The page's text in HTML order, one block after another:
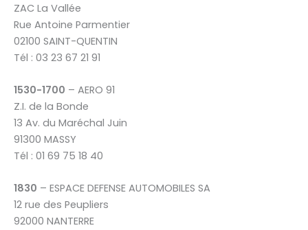
ZAC La Vallée
Rue Antoine Parmentier
02100 SAINT-QUENTIN
Tél : 03 23 67 21 91
1530-1700 – AERO 91
Z.I. de la Bonde
13 Av. du Maréchal Juin
91300 MASSY
Tél : 01 69 75 18 40
1830 – ESPACE DEFENSE AUTOMOBILES SA
12 rue des Peupliers
92000 NANTERRE